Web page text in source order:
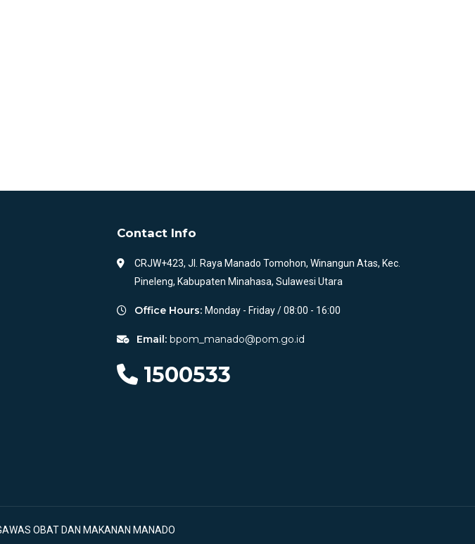
Contact Info
CRJW+423, Jl. Raya Manado Tomohon, Winangun Atas, Kec.
Pineleng, Kabupaten Minahasa, Sulawesi Utara
Office Hours: Monday - Friday / 08:00 - 16:00
Email: bpom_manado@pom.go.id
1500533
OBAT DAN MAKANAN MANADO